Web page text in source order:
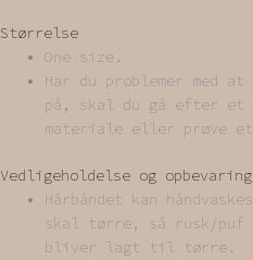
Størrelse
One size.
Har du problemer med
på, skal du gå efter
materiale eller prøve
Vedligeholdelse og opbevaring
Hårbåndet kan
skal tørre, så rusk/puf
bliver lagt til tørre.